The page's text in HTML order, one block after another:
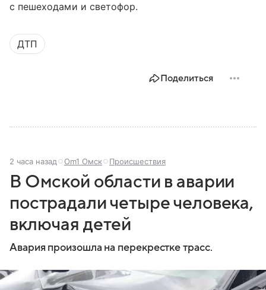
с пешеходами и светофор.
ДТП
Поделиться
2 часа назад Om1 Омск Происшествия
В Омской области в аварии
пострадали четыре человека,
включая детей
Авария произошла на перекрестке трасс.